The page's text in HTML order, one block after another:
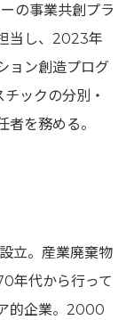
の事業共創プラ
当し、2023年
ョン創造プログ
ックの分別・
を務める。
立。産業廃棄物
年代から行って
的企業。2000